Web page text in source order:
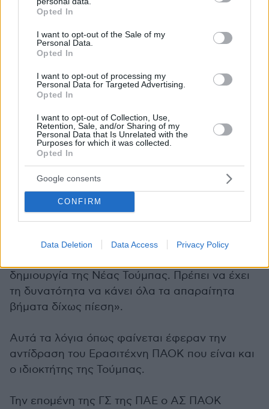
grant or deny consent to Google and its third-party tags to
use your data for below specified purposes in below Google
consent section.
Opted In
I want to opt-out of the Sale of my
Personal Data.
Opted In
I want to opt-out of processing my
Personal Data for Targeted Advertising.
Opted In
I want to opt-out of Collection, Use,
Retention, Sale, and/or Sharing of my
Personal Data that Is Unrelated with the
Purposes for which it was collected.
Opted In
Google consents
CONFIRM
Data Deletion Data Access Privacy Policy
«Υπάρχει μια δέσμευση του κ. Σαββίδη για
ότι το γήπεδο ανήκει στον ερασιτέχνη ΠΑΟΚ,
έχουν δει την προσπάθεια του κ. Σαββίδη να
κάνει κάτι μεγάλο», είχε απαντήσει το μέλος
του ΔΣ της ΠΑΕ και πρόσθεσε:
«Οι άδειες και τα σχέδια είναι στα χέρια του
ερασιτέχνη ΠΑΟΚ. Εκεί θα ανήκει το γήπεδο.
Όντως ισχύει οτι άλλαξαν οι συνθήκες στο
χώρο του ελληνικού αθλητισμού.
Χρηματοδοτηθηκαν γήπεδα για ανταγωνιστές,
βρέθηκαν λύσεις για ανταγωνιστές, εδώ όλο
αυτό το σκηνικό δεν ευνοεί τον κ. Σαββίδη. Το
Σαββίδη. Δεν αναιρεί καμιά υπόσχεση και
δημιουργία της Νέας Τούμπας. Πρέπει να έχει
τη δυνατότητα να κάνει όλα τα απαραίτητα
βήματα δίχως πίεση».
Αυτά τα λόγια όπως φαίνεται έφεραν την
αντίδραση του Ερασιτέχνη ΠΑΟΚ που είναι και
ο ιδιοκτήτης της Τούμπας.
Την επομένη της ΓΣ της ΠΑΕ ο ΑΣ ΠΑΟΚ